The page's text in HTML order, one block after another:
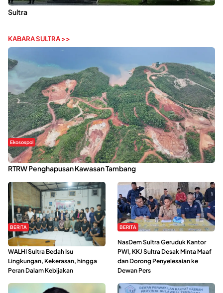
Sultra
KABARA SULTRA >>
Ekosospol
Kabaena Menanti Kepastian Pemulihan Lingkungan Usai Revisi
RTRW Penghapusan Kawasan Tambang
BERITA
Refleksi Gerakan Perempuan,
WALHI Sultra Bedah Isu
Lingkungan, Kekerasan, hingga
Peran Dalam Kebijakan
BERITA
NasDem Sultra Geruduk Kantor
PWI, KKJ Sultra Desak Minta Maaf
dan Dorong Penyelesaian ke
Dewan Pers